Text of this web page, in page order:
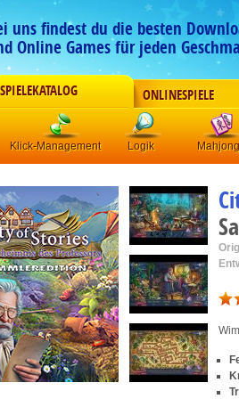
uns findest du die besten
Online Games für jeden
SPIELEKATALOG ONLINESPIELE
Klick-Management Logik Mahjong